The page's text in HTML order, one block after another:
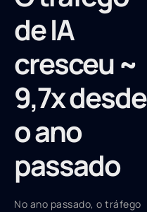
de IA
cresceu ~
9,7x desde
o ano
passado
No ano passado, o tráfego